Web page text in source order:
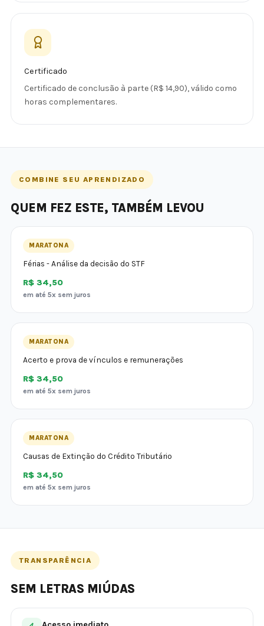
Certificado
Certificado de conclusão à parte (R$ 14,90), válido como
horas complementares.
COMBINE SEU APRENDIZADO
QUEM FEZ ESTE, TAMBÉM LEVOU
MARATONA
Férias - Análise da decisão do STF
R$ 34,50
em até 5x sem juros
MARATONA
Acerto e prova de vínculos e remunerações
R$ 34,50
em até 5x sem juros
MARATONA
Causas de Extinção do Crédito Tributário
R$ 34,50
em até 5x sem juros
TRANSPARÊNCIA
SEM LETRAS MIÚDAS